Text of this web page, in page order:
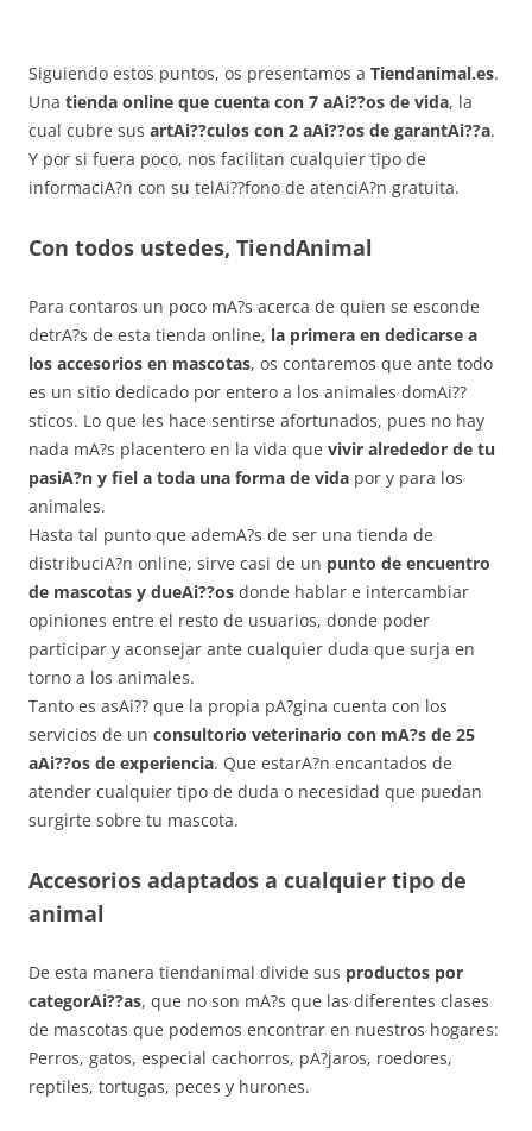
Siguiendo estos puntos, os presentamos a Tiendanimal.es.
Una tienda online que cuenta con 7 aAi??os de vida, la
cual cubre sus artAi??culos con 2 aAi??os de garantAi??a.
Y por si fuera poco, nos facilitan cualquier tipo de
informaciA?n con su telAi??fono de atenciA?n gratuita.
Con todos ustedes, TiendAnimal
Para contaros un poco mA?s acerca de quien se esconde
detrA?s de esta tienda online, la primera en dedicarse a
los accesorios en mascotas, os contaremos que ante todo
es un sitio dedicado por entero a los animales domAi??
sticos. Lo que les hace sentirse afortunados, pues no hay
nada mA?s placentero en la vida que vivir alrededor de tu
pasiA?n y fiel a toda una forma de vida por y para los
animales.
Hasta tal punto que ademA?s de ser una tienda de
distribuciA?n online, sirve casi de un punto de encuentro
de mascotas y dueAi??os donde hablar e intercambiar
opiniones entre el resto de usuarios, donde poder
participar y aconsejar ante cualquier duda que surja en
torno a los animales.
Tanto es asAi?? que la propia pA?gina cuenta con los
servicios de un consultorio veterinario con mA?s de 25
aAi??os de experiencia. Que estarA?n encantados de
atender cualquier tipo de duda o necesidad que puedan
surgirte sobre tu mascota.
Accesorios adaptados a cualquier tipo de
animal
De esta manera tiendanimal divide sus productos por
categorAi??as, que no son mA?s que las diferentes clases
de mascotas que podemos encontrar en nuestros hogares:
Perros, gatos, especial cachorros, pA?jaros, roedores,
reptiles, tortugas, peces y hurones.